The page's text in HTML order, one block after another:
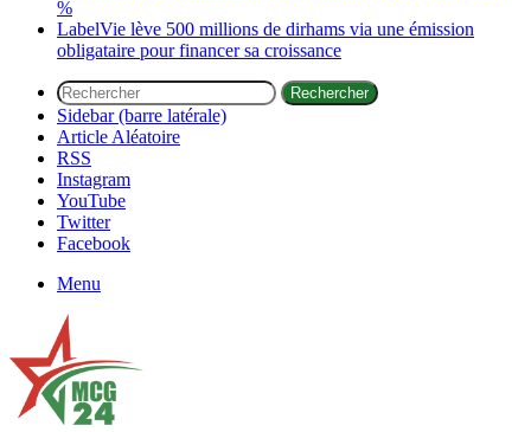
%
LabelVie lève 500 millions de dirhams via une émission
obligataire pour financer sa croissance
Rechercher
Sidebar (barre latérale)
Article Aléatoire
RSS
Instagram
YouTube
Twitter
Facebook
Menu